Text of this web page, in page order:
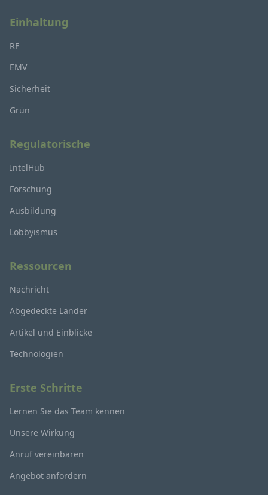
Einhaltung
RF
EMV
Sicherheit
Grün
Regulatorische
IntelHub
Forschung
Ausbildung
Lobbyismus
Ressourcen
Nachricht
Abgedeckte Länder
Artikel und Einblicke
Technologien
Erste Schritte
Lernen Sie das Team kennen
Unsere Wirkung
Anruf vereinbaren
Angebot anfordern